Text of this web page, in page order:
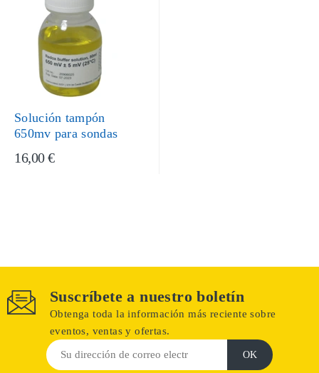
Solución tampón
650mv para sondas
16,00 €
Suscríbete a nuestro boletín
Obtenga toda la información más reciente sobre
eventos, ventas y ofertas.